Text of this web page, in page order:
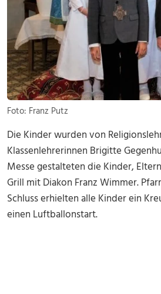
Foto: Franz Putz
Die Kinder wurden von
Klassenlehrerinnen Brigitte
Messe gestalteten die Kinder,
Grill mit Diakon Franz Wimmer.
Schluss erhielten alle Kinder ein
einen Luftballonstart.